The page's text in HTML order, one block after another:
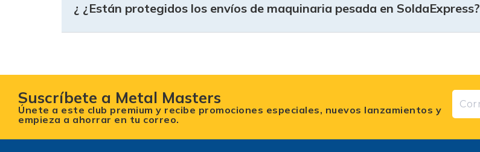
¿ ¿Están protegidos los envíos de maquinaria pesada en SoldaExpress?
Suscríbete a Metal Masters
Únete a este club premium y recibe promociones especiales, nuevos lanzamientos y
empieza a ahorrar en tu correo.